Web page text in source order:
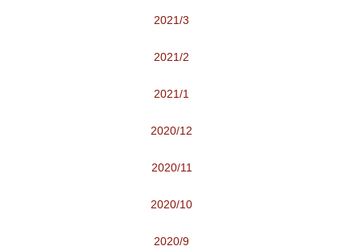
2021/3
2021/2
2021/1
2020/12
2020/11
2020/10
2020/9